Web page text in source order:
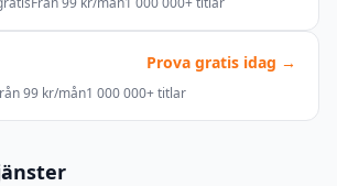
Prova gratis idag →
99 kr/mån1 000 000+ titlar